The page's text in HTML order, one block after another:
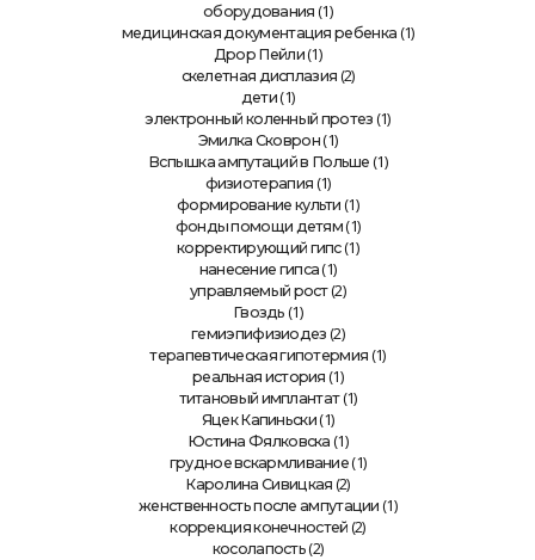
оборудования (1)
медицинская документация ребенка (1)
Дрор Пейли(1)
скелетная дисплазия (2)
дети (1)
электронный коленный протез (1)
Эмилка Сковрон (1)
Вспышка ампутаций в Польше (1)
физиотерапия (1)
формирование культи (1)
фонды помощи детям (1)
корректирующий гипс(1)
нанесение гипса (1)
управляемый рост(2)
Гвоздь (1)
гемиэпифизиодез (2)
терапевтическая гипотермия (1)
реальная история (1)
титановый имплантат(1)
Яцек Капиньски (1)
Юстина Фялковска (1)
грудное вскармливание (1)
Каролина Сивицкая (2)
женственность после ампутации (1)
коррекция конечностей (2)
косолапость (2)